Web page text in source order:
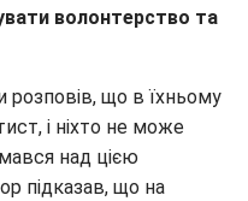
волонтерство та
розповів, що в їхньому
і ніхто не може
над цією
підказав, що на